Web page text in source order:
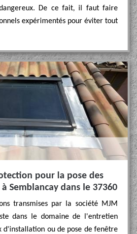
De ce fait, il faut faire
expérimentés pour éviter tout
pour la pose des
Semblancay dans le 37360
transmises par la société MJM
dans le domaine de l'entretien
d'installation ou de pose de fenêtre